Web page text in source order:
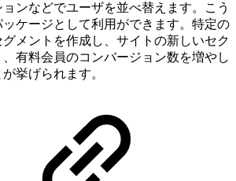
ンなどでユーザを並べ替えます。こう
ッケージとして利用ができます。特定の
メントを作成し、サイトの新しいセク
有料会員のコンバージョン数を増やし
挙げられます。